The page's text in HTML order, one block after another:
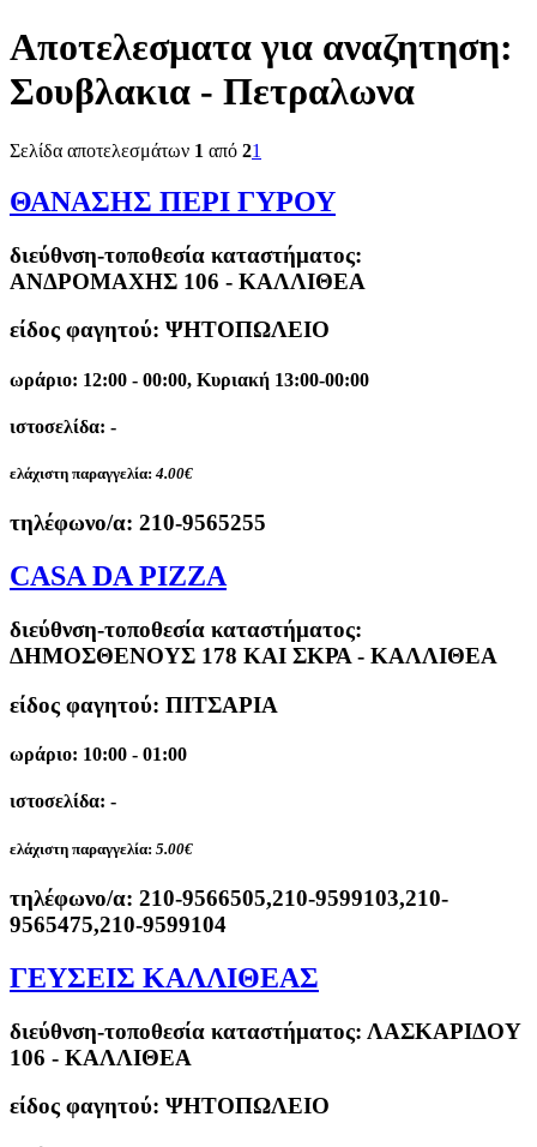
Αποτελεσματα για αναζητηση:
Σουβλακια - Πετραλωνα
Σελίδα αποτελεσμάτων 1 από 21
ΘΑΝΑΣΗΣ ΠΕΡΙ ΓΥΡΟΥ
διεύθνση-τοποθεσία καταστήματος:
ΑΝΔΡΟΜΑΧΗΣ 106 - ΚΑΛΛΙΘΕΑ
είδος φαγητού: ΨΗΤΟΠΩΛΕΙΟ
ωράριο: 12:00 - 00:00, Κυριακή 13:00-00:00
ιστοσελίδα: -
ελάχιστη παραγγελία: 4.00€
τηλέφωνο/α: 210-9565255
CASA DA PIZZA
διεύθνση-τοποθεσία καταστήματος:
ΔΗΜΟΣΘΕΝΟΥΣ 178 ΚΑΙ ΣΚΡΑ - ΚΑΛΛΙΘΕΑ
είδος φαγητού: ΠΙΤΣΑΡΙΑ
ωράριο: 10:00 - 01:00
ιστοσελίδα: -
ελάχιστη παραγγελία: 5.00€
τηλέφωνο/α: 210-9566505,210-9599103,210-
9565475,210-9599104
ΓΕΥΣΕΙΣ ΚΑΛΛΙΘΕΑΣ
διεύθνση-τοποθεσία καταστήματος: ΛΑΣΚΑΡΙΔΟΥ
106 - ΚΑΛΛΙΘΕΑ
είδος φαγητού: ΨΗΤΟΠΩΛΕΙΟ